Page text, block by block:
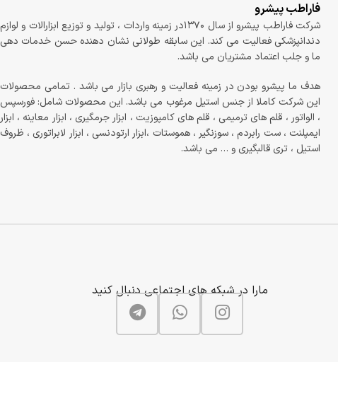
فاراطب پیشرو
شرکت فاراطب پیشرو از سال ۱۳۷۰در زمینه واردات ، تولید و توزیع ابزارالات و لوازم
دندانپزشکی فعالیت می کند. این سابقه طولانی نشان دهنده حسن خدمات دهی
ما و جلب اعتماد مشتریان می باشد.
هدف ما پیشرو بودن در زمینه فعالیت و رهبری بازار می باشد . تمامی محصولات
این شرکت کاملا از جنس استیل مرغوب می باشد. این محصولات شامل: فورسپس
، الواتور ، قلم های ترمیمی ، قلم های کامپوزیت ، ابزار جرمگیری ، ابزار معاینه ، ابزار
ایمپلنت ، ست رابردم ، سوزنگیر ، هموستات ،ابزار ارتودنسی ، ابزار لابراتوری ، ظروف
استیل ، تری قالبگیری و … می باشد.
مارا در شبکه های اجتماعی دنبال کنید